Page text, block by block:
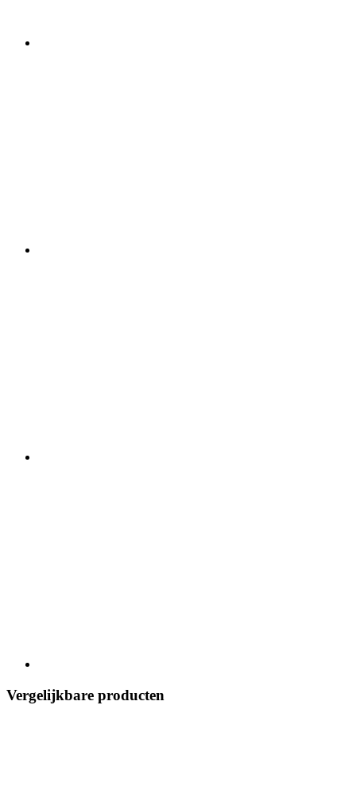
Vergelijkbare producten